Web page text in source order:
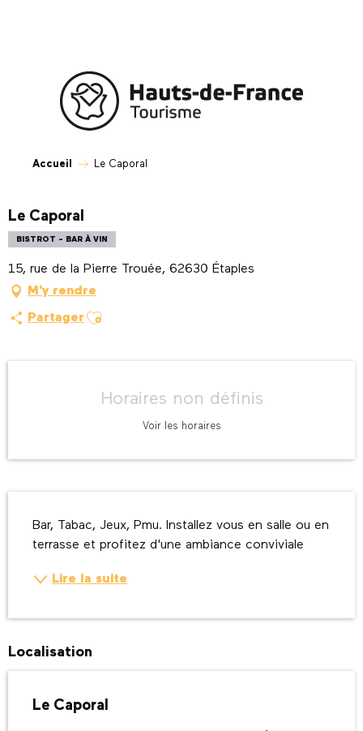
Accueil Le Caporal
Le Caporal
BISTROT - BAR À VIN
15, rue de la Pierre Trouée, 62630 Étaples
M'y rendre
Partager Ajouter aux favoris
Horaires non définis
Voir les horaires
Bar, Tabac, Jeux, Pmu. Installez vous en salle ou en
terrasse et profitez d'une ambiance conviviale
Lire la suite
Localisation
Le Caporal